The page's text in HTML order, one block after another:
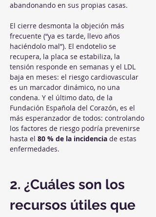
abandonando en sus propias casas.
El cierre desmonta la objeción más
frecuente (“ya es tarde, llevo años
haciéndolo mal”). El endotelio se
recupera, la placa se estabiliza, la
tensión responde en semanas y el LDL
baja en meses: el riesgo cardiovascular
es un marcador dinámico, no una
condena. Y el último dato, de la
Fundación Española del Corazón, es el
más esperanzador de todos: controlando
los factores de riesgo podría prevenirse
hasta el 80 % de la incidencia de estas
enfermedades.
2. ¿Cuáles son los
recursos útiles que